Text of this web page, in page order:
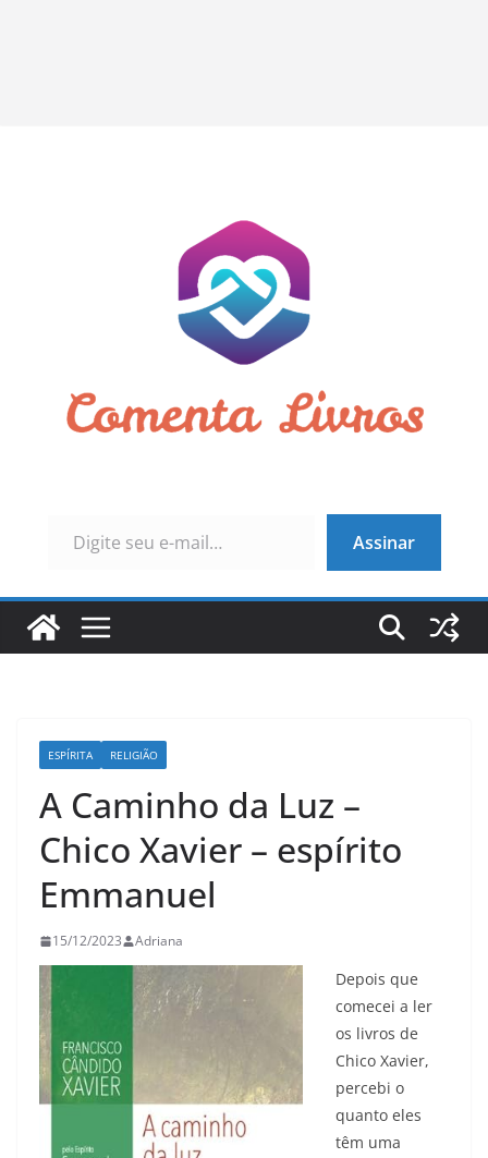
Assinar
ESPÍRITA RELIGIÃO
A Caminho da Luz –
Chico Xavier – espírito
Emmanuel
15/12/2023 Adriana
Depois que
comecei a ler
os livros de
Chico Xavier,
percebi o
quanto eles
têm uma